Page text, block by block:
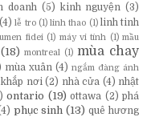
doanh (5) kinh nguyện (3)
(4) lễ tro (1) linh thao (1) linh tinh
fidei (1) máy vi tính (1) mầu
(18) montreal (1) mùa chay
mùa xuân (4) ngắm đàng ánh
nơi (2) nhà cửa (4) nhật
ontario (19) ottawa (2) phá
phục sinh (13) quê hương